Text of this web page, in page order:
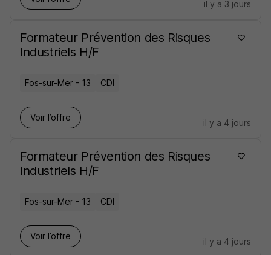
il y a 3 jours
Formateur Prévention des Risques
Industriels H/F
Fos-sur-Mer - 13 CDI
Voir l’offre
il y a 4 jours
Formateur Prévention des Risques
Industriels H/F
Fos-sur-Mer - 13 CDI
Voir l’offre
il y a 4 jours